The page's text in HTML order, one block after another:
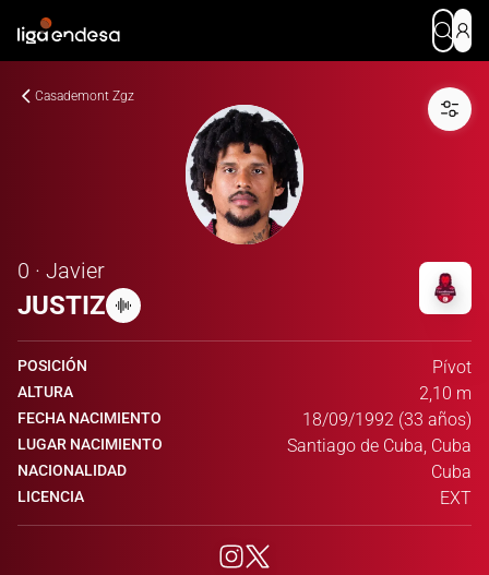
Casademont Zgz
0 · Javier
JUSTIZ
POSICIÓN Pívot
ALTURA 2,10 m
FECHA NACIMIENTO 18/09/1992 (33 años)
LUGAR NACIMIENTO Santiago de Cuba, Cuba
NACIONALIDAD Cuba
LICENCIA EXT